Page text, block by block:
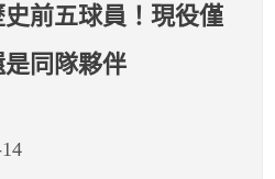
前五球員！現役僅
同隊夥伴